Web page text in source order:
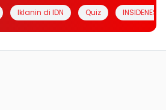
Iklanin di IDN Quiz INSIDENESIA